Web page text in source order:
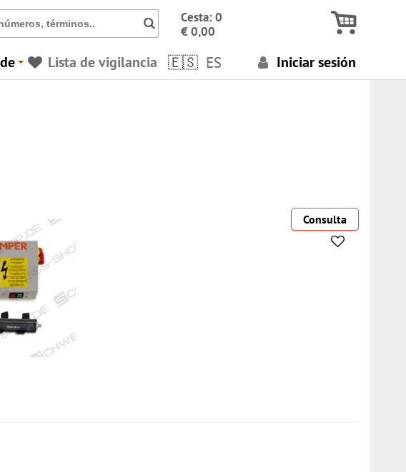
Icon Busca números, términos..
Cesta: 0
€ 0,00
Lista de vigilancia ES Iniciar sesión
Consulta